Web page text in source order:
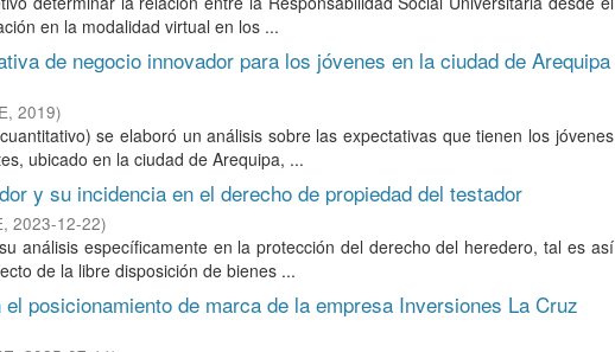
en la modalidad virtual en los ...
de negocio innovador para los jóvenes en la ciudad de Arequipa
, 2019)
se elaboró un análisis sobre las expectativas que tienen los jóvenes
ubicado en la ciudad de Arequipa, ...
y su incidencia en el derecho de propiedad del testador
, 2023-12-22)
análisis específicamente en la protección del derecho del heredero, tal es así
de la libre disposición de bienes ...
posicionamiento de marca de la empresa Inversiones La Cruz